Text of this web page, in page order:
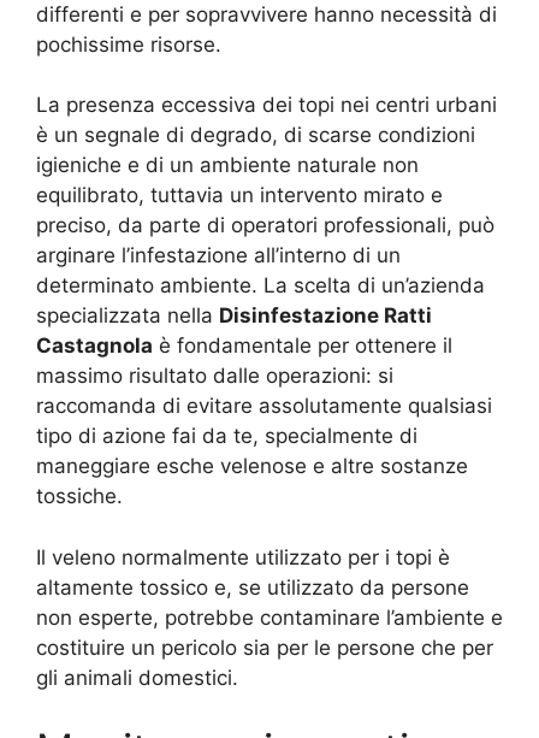
differenti e per sopravvivere hanno necessità di
pochissime risorse.
La presenza eccessiva dei topi nei centri urbani
è un segnale di degrado, di scarse condizioni
igieniche e di un ambiente naturale non
equilibrato, tuttavia un intervento mirato e
preciso, da parte di operatori professionali, può
arginare l’infestazione all’interno di un
determinato ambiente. La scelta di un’azienda
specializzata nella Disinfestazione Ratti
Castagnola è fondamentale per ottenere il
massimo risultato dalle operazioni: si
raccomanda di evitare assolutamente qualsiasi
tipo di azione fai da te, specialmente di
maneggiare esche velenose e altre sostanze
tossiche.
Il veleno normalmente utilizzato per i topi è
altamente tossico e, se utilizzato da persone
non esperte, potrebbe contaminare l’ambiente e
costituire un pericolo sia per le persone che per
gli animali domestici.